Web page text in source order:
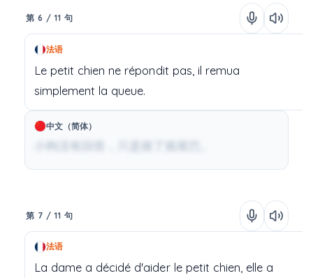
第 6 / 11 句
法语
Le petit chien ne répondit pas, il remua
simplement la queue.
中文（简体）
第 7 / 11 句
法语
La dame a décidé d'aider le petit chien, elle a